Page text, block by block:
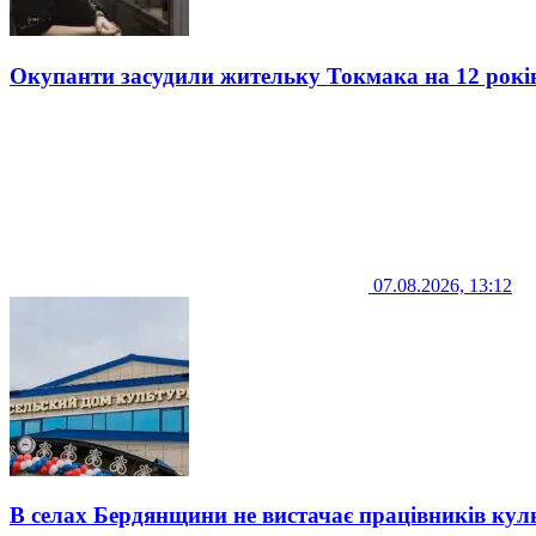
Окупанти засудили жительку Токмака на 12
07.08.2026, 13:12
В селах Бердянщини не вистачає працівників